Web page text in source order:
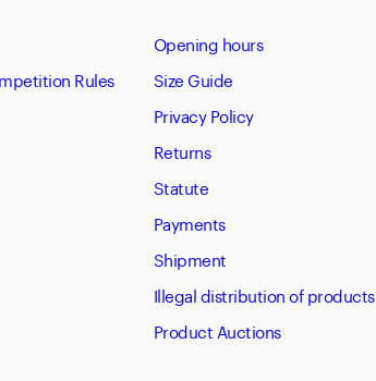
Rules
Opening hours
Size Guide
Privacy Policy
Returns
Statute
Payments
Shipment
Illegal distribution of products
Product Auctions